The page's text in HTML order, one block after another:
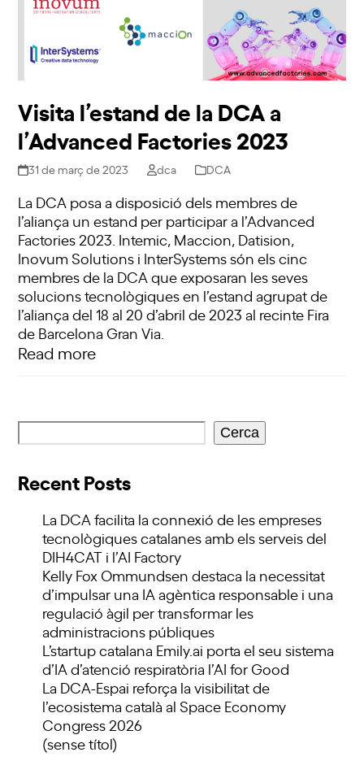
Visita l’estand de la DCA a
l’Advanced Factories 2023
31 de març de 2023 dca DCA
La DCA posa a disposició dels membres de
l’aliança un estand per participar a l’Advanced
Factories 2023. Intemic, Maccion, Datision,
Inovum Solutions i InterSystems són els cinc
membres de la DCA que exposaran les seves
solucions tecnològiques en l’estand agrupat de
l’aliança del 18 al 20 d’abril de 2023 al recinte Fira
de Barcelona Gran Via.
Read more
Cerca
Recent Posts
La DCA facilita la connexió de les empreses
tecnològiques catalanes amb els serveis del
DIH4CAT i l’AI Factory
Kelly Fox Ommundsen destaca la necessitat
d’impulsar una IA agèntica responsable i una
regulació àgil per transformar les
administracions públiques
L’startup catalana Emily.ai porta el seu sistema
d’IA d’atenció respiratòria l’AI for Good
La DCA-Espai reforça la visibilitat de
l’ecosistema català al Space Economy
Congress 2026
(sense títol)